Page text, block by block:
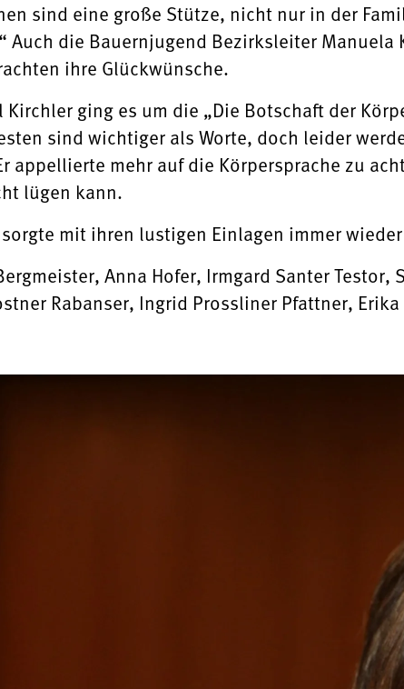
sind eine große Stütze, nicht nur in der
Auch die Bauernjugend Bezirksleiter
ihre Glückwünsche.
Kirchler ging es um die „Die Botschaft der
sind wichtiger als Worte, doch leider
appellierte mehr auf die Körpersprache zu
lügen kann.
mit ihren lustigen Einlagen immer
Anna Hofer, Irmgard Santer
Rabanser, Ingrid Prossliner Pfattner,